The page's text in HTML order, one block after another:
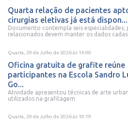
Quarta relação de pacientes
cirurgias eletivas já está dispon...
Documento contempla seis especialidades;
relacionados devem manter os dados
Quarta, 29 de Julho de 2026às 14:00
Oficina gratuita de grafite reúne
participantes na Escola Sandro
Go...
Atividade apresentou técnicas de arte
utilizados na grafitagem
Quarta, 29 de Julho de 2026às 10:19